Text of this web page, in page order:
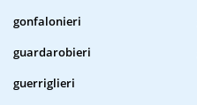
gonfalonieri
guardarobieri
guerriglieri